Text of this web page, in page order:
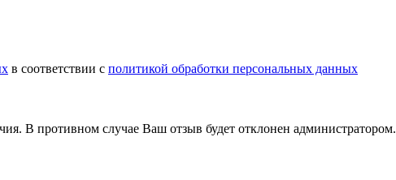
в соответствии с политикой обработки персональных данных
В противном случае Ваш отзыв будет отклонен администратором.